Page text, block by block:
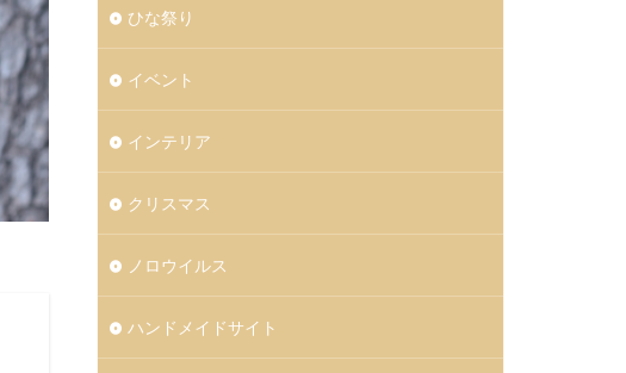
ひな祭り
イベント
インテリア
クリスマス
ノロウイルス
ハンドメイドサイト